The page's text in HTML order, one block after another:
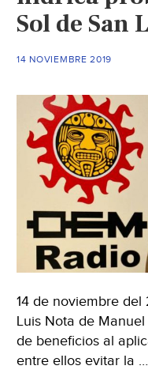
24)
Sol de San
14 NOVIEMBRE 2019
14 de noviembre del
Luis Nota de
de beneficios al
entre ellos evitar la …